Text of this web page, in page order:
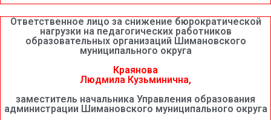
Ответственное лицо за снижение бюрократической
нагрузки на педагогических работников
образовательных организаций Шимановского
муниципального округа
Краянова
Людмила Кузьминична,
заместитель начальника Управления образования
администрации Шимановского муниципального округа